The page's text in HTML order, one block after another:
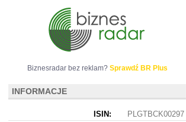
Biznesradar bez reklam? Sprawdź BR Plus
INFORMACJE
ISIN:
PLGTBCK00297